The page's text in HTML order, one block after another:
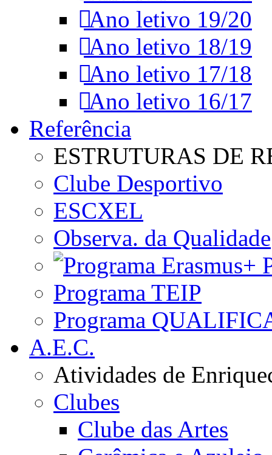
Ano letivo 19/20
Ano letivo 18/19
Ano letivo 17/18
Ano letivo 16/17
Referência
ESTRUTURAS DE
Clube Desportivo
ESCXEL
Observa. da Qualidade
Programa TEIP
Programa
A.E.C.
Atividades de
Clubes
Clube das Artes